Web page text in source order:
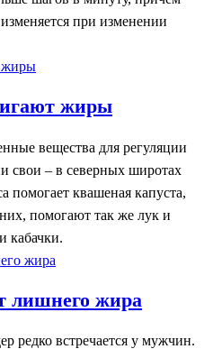
при изменении
жиры
вещества для регуляции
свои – в северных широтах
помогает квашеная капуста,
помогают так же лук и
кабачки.
лишнего жира
редко встречается у мужчин.